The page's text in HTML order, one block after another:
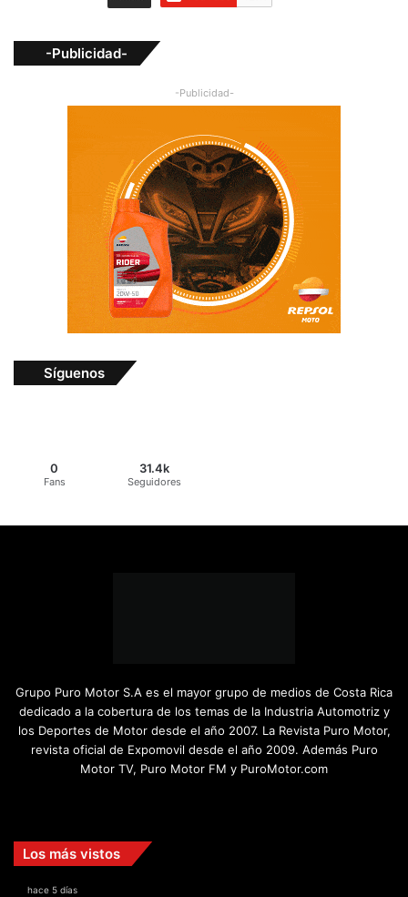
-Publicidad-
-Publicidad-
Síguenos
0
Fans
31.4k
Seguidores
Grupo Puro Motor S.A es el mayor grupo de medios de Costa Rica
dedicado a la cobertura de los temas de la Industria Automotriz y
los Deportes de Motor desde el año 2007. La Revista Puro Motor,
revista oficial de Expomovil desde el año 2009. Además Puro
Motor TV, Puro Motor FM y PuroMotor.com
Los más vistos
hace 5 días